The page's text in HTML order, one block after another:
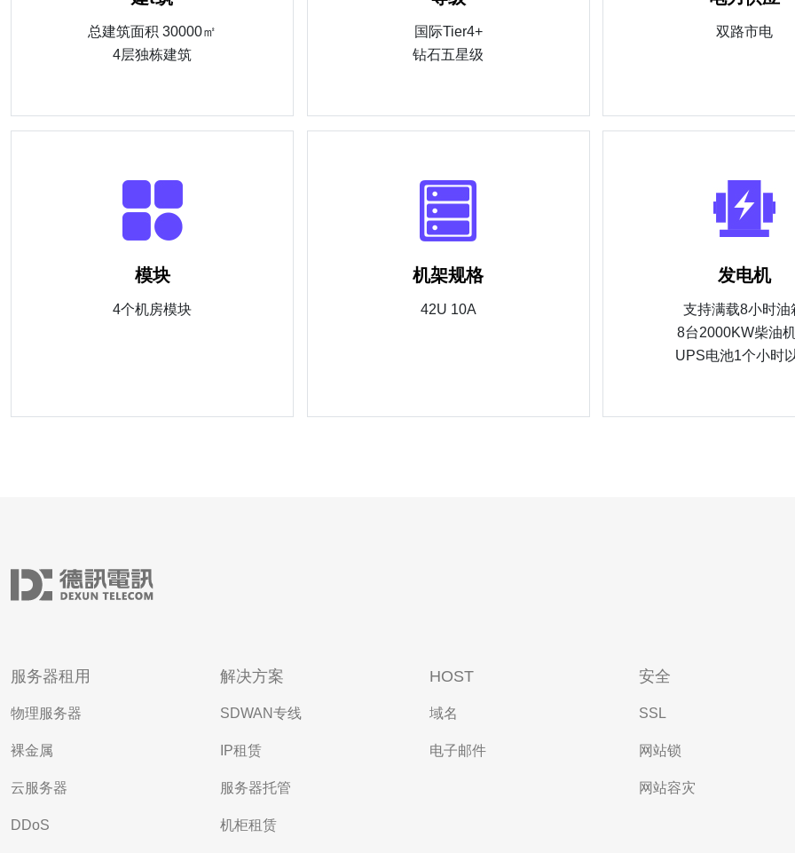
总建筑面积 30000㎡
4层独栋建筑
国际Tier4+
钻石五星级
双路市电
模块
4个机房模块
机架规格
42U 10A
发电机
支持满载8小时油
8台2000KW柴油
UPS电池1个小时
服务器租用
物理服务器
裸金属
云服务器
DDoS
解决方案
SDWAN专线
IP租赁
服务器托管
机柜租赁
HOST
域名
电子邮件
安全
SSL
网站锁
网站容灾